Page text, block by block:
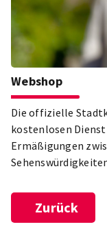
Webshop
Die offizielle
kostenlosen
Ermäßigungen
Zurück